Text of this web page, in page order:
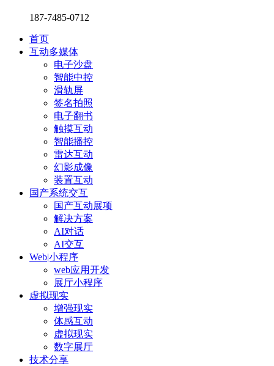
187-7485-0712
首页
互动多媒体
电子沙盘
智能中控
滑轨屏
签名拍照
电子翻书
触摸互动
智能播控
雷达互动
幻影成像
装置互动
国产系统交互
国产互动展项
解决方案
AI对话
AI交互
Web|小程序
web应用开发
展厅小程序
虚拟现实
增强现实
体感互动
虚拟现实
数字展厅
技术分享